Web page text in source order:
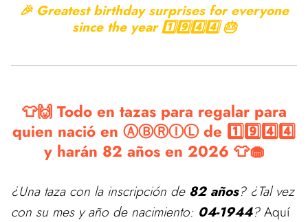
🎉 Greatest birthday surprises for everyone
since the year 1️⃣9️⃣4️⃣4️⃣ 🎂
👕🙌 Todo en tazas para regalar para
quien nació en ⒶⒷⓇⒾⓁ de 1️⃣9️⃣4️⃣4️⃣
y harán 82 años en 2026 👕🧁
¿Una taza con la inscripción de 82 años? ¿Tal vez
con su mes y año de nacimiento: 04-1944?Aquí